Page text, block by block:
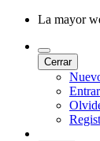
La mayor
Cerrar
Entrar